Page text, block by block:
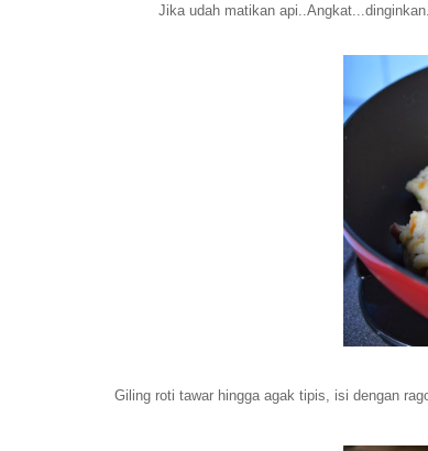
Jika udah matikan
Giling roti tawar hingga agak tipis, isi dengan